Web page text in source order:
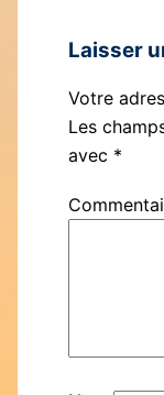
Laisser
Votre
Les
avec *